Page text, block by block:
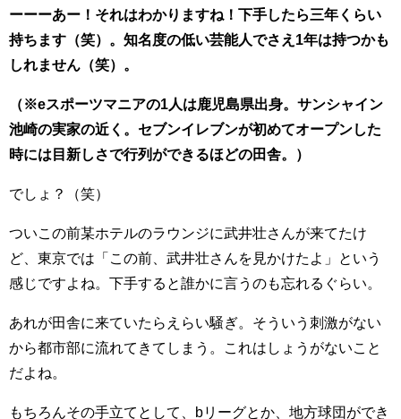
ーーーあー！それはわかりますね！下手したら三年くらい
持ちます（笑）。知名度の低い芸能人でさえ1年は持つかも
しれません（笑）。
（※eスポーツマニアの1人は鹿児島県出身。サンシャイン
池崎の実家の近く。セブンイレブンが初めてオープンした
時には目新しさで行列ができるほどの田舎。）
でしょ？（笑）
ついこの前某ホテルのラウンジに武井壮さんが来てたけ
ど、東京では「この前、武井壮さんを見かけたよ」という
感じですよね。下手すると誰かに言うのも忘れるぐらい。
あれが田舎に来ていたらえらい騒ぎ。そういう刺激がない
から都市部に流れてきてしまう。これはしょうがないこと
だよね。
もちろんその手立てとして、bリーグとか、地方球団ができ